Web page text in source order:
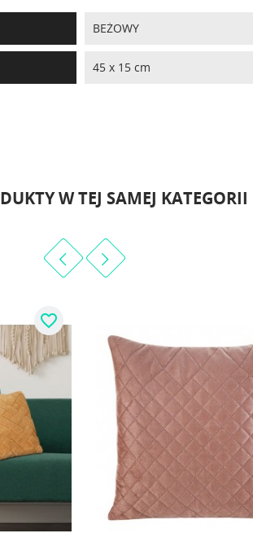
BEŻOWY
45 x 15 cm
W TEJ SAMEJ KATEGORII
favorite_border